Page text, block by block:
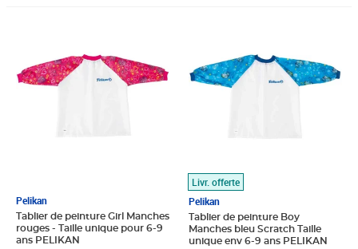
Pelikan
Tablier de peinture Girl Manches
rouges - Taille unique pour 6-9
ans PELIKAN
Livr. offerte
Pelikan
Tablier de peinture Boy
Manches bleu Scratch Taille
unique env 6-9 ans PELIKAN